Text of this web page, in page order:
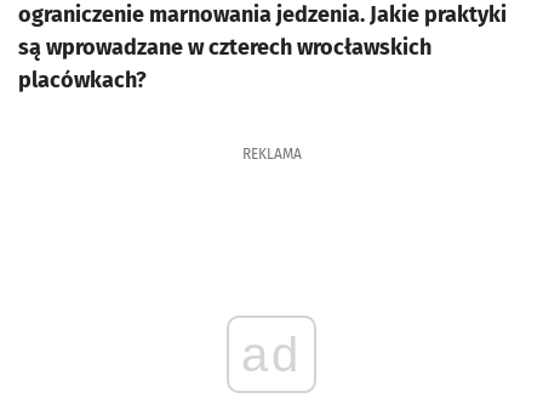
ograniczenie marnowania jedzenia. Jakie praktyki
są wprowadzane w czterech wrocławskich
placówkach?
REKLAMA
ad